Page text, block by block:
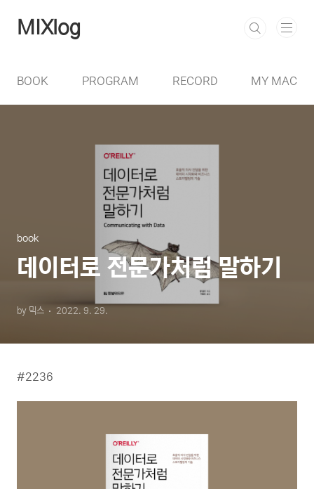
MIXlog
BOOK PROGRAM RECORD MY MAC
book
데이터로 전문가처럼 말하기
by 믹스 2022. 9. 29.
#2236